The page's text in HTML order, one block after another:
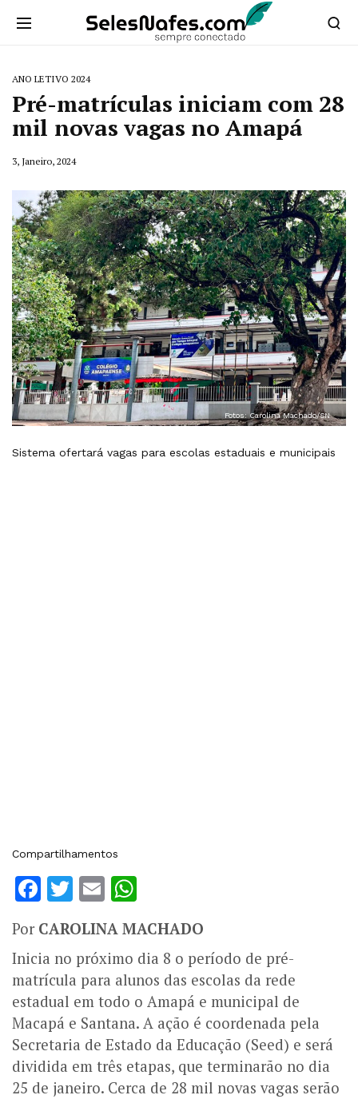
ANO LETIVO 2024
Pré-matrículas iniciam com 28
mil novas vagas no Amapá
3, Janeiro, 2024
Fotos: Carolina Machado/SN
Sistema ofertará vagas para escolas estaduais e municipais
Compartilhamentos
Facebook
Twitter
Email
Por CAROLINA MACHADO
Inicia no próximo dia 8 o período de pré-
matrícula para alunos das escolas da rede
estadual em todo o Amapá e municipal de
Macapá e Santana. A ação é coordenada pela
Secretaria de Estado da Educação (Seed) e será
dividida em três etapas, que terminarão no dia
25 de janeiro. Cerca de 28 mil novas vagas serão